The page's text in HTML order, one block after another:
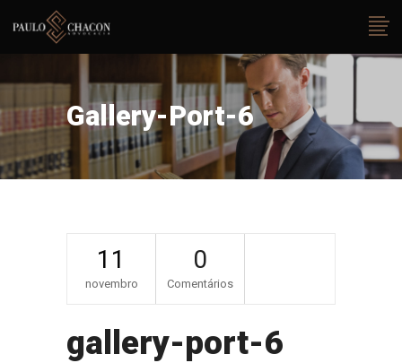
Gallery-Port-6
11
novembro
0
Comentários
gallery-port-6